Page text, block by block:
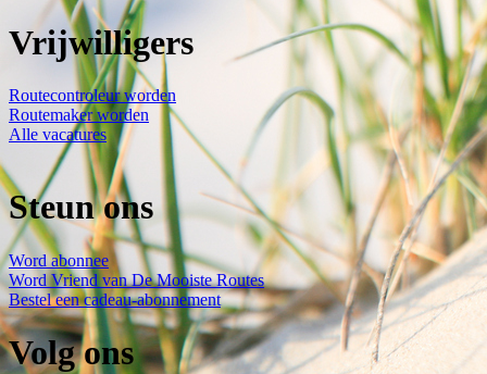
Vrijwilligers
Routecontroleur worden
Routemaker worden
Alle vacatures
Steun ons
Word abonnee
Word Vriend van De Mooiste Routes
Bestel een cadeau-abonnement
Volg ons